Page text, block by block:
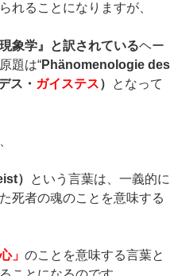
れることになりますが、
現象学』と訳されているヘー
題は“Phänomenologie des
ス・ ガイステス） となって
） という言葉は、一義的に
死者の魂のことを意味する
」のことを意味する言葉と